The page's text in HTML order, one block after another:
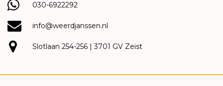
030-6922292
info@weerdjanssen.nl
Slotlaan 254-256 | 3701 GV Zeist